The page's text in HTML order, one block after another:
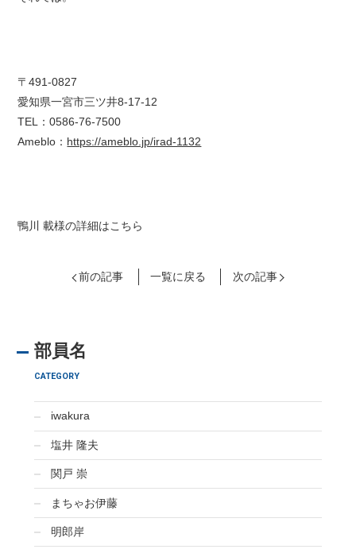
〒491-0827
愛知県一宮市三ツ井8-17-12
TEL：0586-76-7500
Ameblo： https://ameblo.jp/irad-1132
鴨川 載様の詳細はこちら
前の記事 一覧に戻る 次の記事
部員名
CATEGORY
iwakura
塩井 隆夫
関戸 崇
まちゃお伊藤
明郎岸